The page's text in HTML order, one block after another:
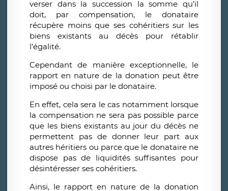
verser dans la succession la somme qu’il
doit, par compensation, le donataire
récupère moins que ses cohéritiers sur les
biens existants au décès pour rétablir
l’égalité.
Cependant de manière exceptionnelle, le
rapport en nature de la donation peut être
imposé ou choisi par le donataire.
En effet, cela sera le cas notamment lorsque
la compensation ne sera pas possible parce
que les biens existants au jour du décès ne
permettent pas de donner leur part aux
autres héritiers ou parce que le donataire ne
dispose pas de liquidités suffisantes pour
désintéresser ses cohéritiers.
Ainsi, le rapport en nature de la donation